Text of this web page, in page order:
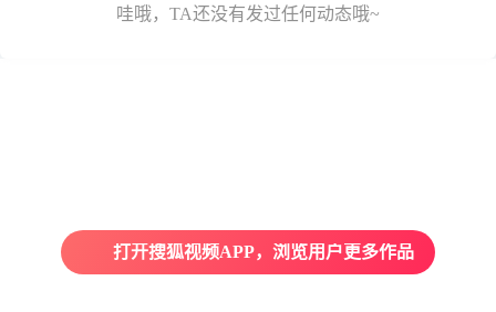
哇哦，TA还没有发过任何动态哦~
打开搜狐视频APP，浏览用户更多作品